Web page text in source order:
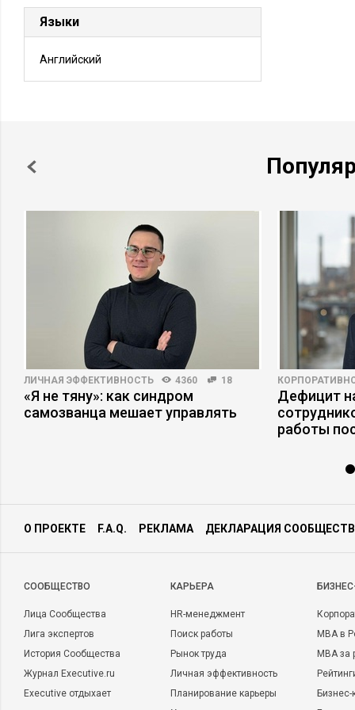
Языки
Английский
ЛИЧНАЯ ЭФФЕКТИВНОСТЬ 4360 18
«Я не тяну»: как синдром
самозванца мешает управлять
Дефицит
работы
О ПРОЕКТЕ F.A.Q. РЕКЛАМА ДЕКЛАРАЦИЯ
CООБЩЕСТВО
Лица Сообщества
Лига экспертов
История Сообщества
Журнал Executive.ru
Executive отдыхает
КАРЬЕРА
HR-менеджмент
Поиск работы
Рынок труда
Личная эффективность
Планирование карьеры
MBA в
MBA
Бизнес-